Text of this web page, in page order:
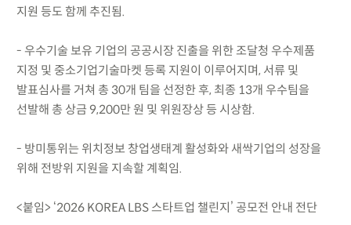
지원 등도 함께 추진됨.
- 우수기술 보유 기업의 공공시장 진출을 위한 조달청 우수제품
지정 및 중소기업기술마켓 등록 지원이 이루어지며, 서류 및
발표심사를 거쳐 총 30개 팀을 선정한 후, 최종 13개 우수팀을
선발해 총 상금 9,200만 원 및 위원장상 등 시상함.
- 방미통위는 위치정보 창업생태계 활성화와 새싹기업의 성장을
위해 전방위 지원을 지속할 계획임.
<붙임> ‘2026 KOREA LBS 스타트업 챌린지’ 공모전 안내 전단